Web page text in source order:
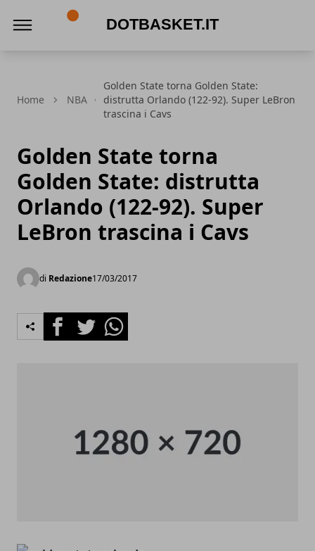
Home NBA
Golden State torna Golden State:
distrutta Orlando (122-92). Super LeBron
trascina i Cavs
Golden State torna
Golden State: distrutta
Orlando (122-92). Super
LeBron trascina i Cavs
di Redazione17/03/2017
FacebookTwitterWhatsapp